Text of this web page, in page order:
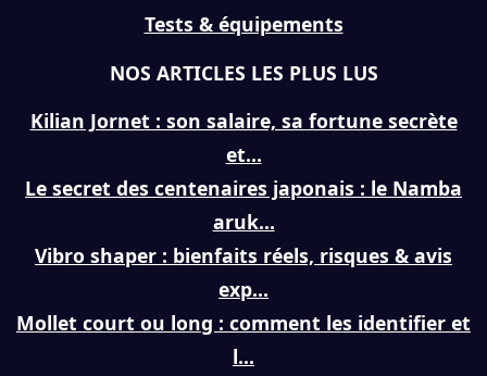
Tests & équipements
NOS ARTICLES LES PLUS LUS
Kilian Jornet : son salaire, sa fortune secrète
et...
Le secret des centenaires japonais : le Namba
aruk...
Vibro shaper : bienfaits réels, risques & avis
exp...
Mollet court ou long : comment les identifier et
l...